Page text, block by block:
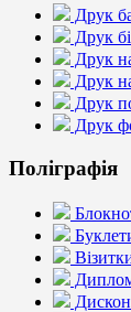
Друк
Друк
Друк
Друк
Друк
Друк
Поліграфія